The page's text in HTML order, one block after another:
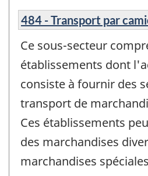
484 - Transport par
Ce sous-secteur
établissements dont
consiste à fournir des
transport de
Ces établissements
des marchandises
marchandises